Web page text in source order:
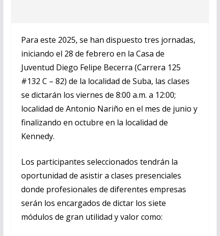
Para este 2025, se han dispuesto tres jornadas,
iniciando el 28 de febrero en la Casa de
Juventud Diego Felipe Becerra (Carrera 125
#132 C – 82) de la localidad de Suba, las clases
se dictarán los viernes de 8:00 a.m. a 12:00;
localidad de Antonio Nariño en el mes de junio y
finalizando en octubre en la localidad de
Kennedy.
Los participantes seleccionados tendrán la
oportunidad de asistir a clases presenciales
donde profesionales de diferentes empresas
serán los encargados de dictar los siete
módulos de gran utilidad y valor como: